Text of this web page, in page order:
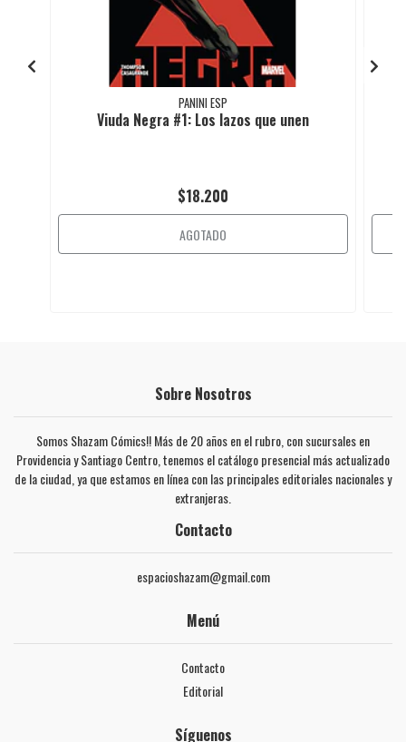
PANINI ESP
Viuda Negra #1: Los lazos que unen
$18.200
AGOTADO
Sobre Nosotros
Somos Shazam Cómics!! Más de 20 años en el rubro, con sucursales en
Providencia y Santiago Centro, tenemos el catálogo presencial más actualizado
de la ciudad, ya que estamos en línea con las principales editoriales nacionales y
extranjeras.
Contacto
espacioshazam@gmail.com
Menú
Contacto
Editorial
Síguenos